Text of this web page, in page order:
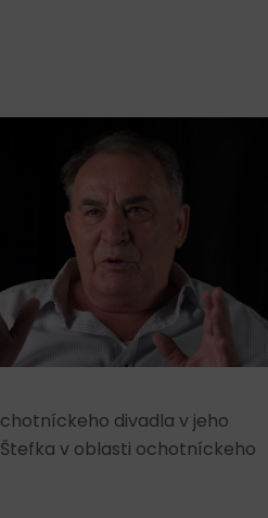
divadla v jeho
v oblasti ochotníckeho